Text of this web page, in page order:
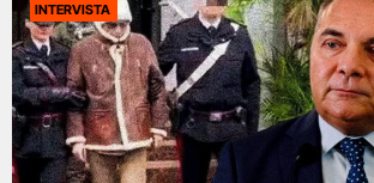
INTERVISTA